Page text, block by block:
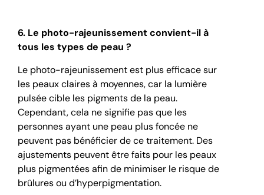
6. Le photo-rajeunissement convient-il à
tous les types de peau ?
Le photo-rajeunissement est plus efficace sur
les peaux claires à moyennes, car la lumière
pulsée cible les pigments de la peau.
Cependant, cela ne signifie pas que les
personnes ayant une peau plus foncée ne
peuvent pas bénéficier de ce traitement. Des
ajustements peuvent être faits pour les peaux
plus pigmentées afin de minimiser le risque de
brûlures ou d’hyperpigmentation.